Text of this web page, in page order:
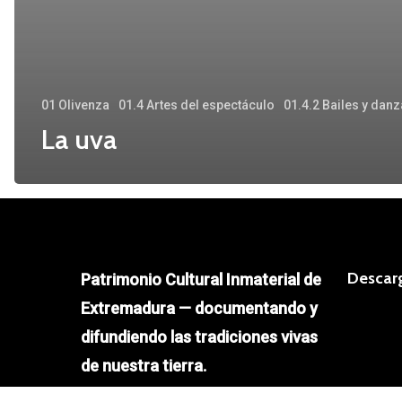
01 Olivenza 01.4 Artes del espectáculo 01.4.2 Bailes y
La uva
Patrimonio Cultural Inmaterial de
Extremadura — documentando y
difundiendo las tradiciones vivas
de nuestra tierra.